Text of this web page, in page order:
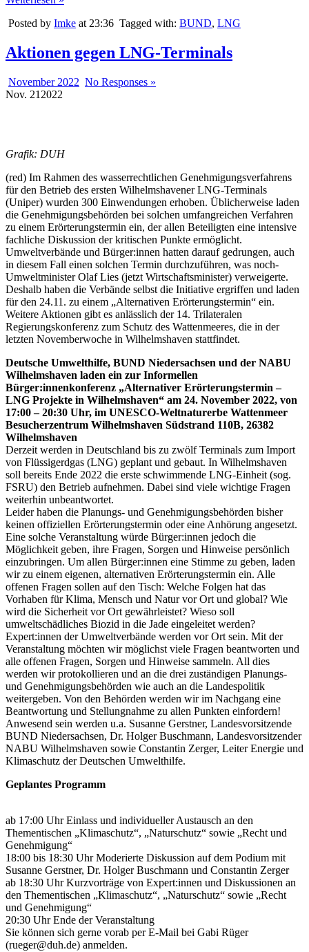
Posted by Imke at 23:36 Tagged with: BUND, LNG
Aktionen gegen LNG-Terminals
November 2022 No Responses »
Nov. 21 2022
Grafik: DUH
(red) Im Rahmen des wasserrechtlichen Genehmigungsverfahrens
für den Betrieb des ersten Wilhelmshavener LNG-Terminals
(Uniper) wurden 300 Einwendungen erhoben. Üblicherweise laden
die Genehmigungsbehörden bei solchen umfangreichen Verfahren
zu einem Erörterungstermin ein, der allen Beteiligten eine intensive
fachliche Diskussion der kritischen Punkte ermöglicht.
Umweltverbände und Bürger:innen hatten darauf gedrungen, auch
in diesem Fall einen solchen Termin durchzuführen, was noch-
Umweltminister Olaf Lies (jetzt Wirtschaftsminister) verweigerte.
Deshalb haben die Verbände selbst die Initiative ergriffen und laden
für den 24.11. zu einem „Alternativen Erörterungstermin“ ein.
Weitere Aktionen gibt es anlässlich der 14. Trilateralen
Regierungskonferenz zum Schutz des Wattenmeeres, die in der
letzten Novemberwoche in Wilhelmshaven stattfindet.
Deutsche Umwelthilfe, BUND Niedersachsen und der NABU
Wilhelmshaven laden ein zur Informellen
Bürger:innenkonferenz „Alternativer Erörterungstermin –
LNG Projekte in Wilhelmshaven“ am 24. November 2022, von
17:00 – 20:30 Uhr, im UNESCO-Weltnaturerbe Wattenmeer
Besucherzentrum Wilhelmshaven Südstrand 110B, 26382
Wilhelmshaven
Derzeit werden in Deutschland bis zu zwölf Terminals zum Import
von Flüssigerdgas (LNG) geplant und gebaut. In Wilhelmshaven
soll bereits Ende 2022 die erste schwimmende LNG-Einheit (sog.
FSRU) den Betrieb aufnehmen. Dabei sind viele wichtige Fragen
weiterhin unbeantwortet.
Leider haben die Planungs- und Genehmigungsbehörden bisher
keinen offiziellen Erörterungstermin oder eine Anhörung angesetzt.
Eine solche Veranstaltung würde Bürger:innen jedoch die
Möglichkeit geben, ihre Fragen, Sorgen und Hinweise persönlich
einzubringen. Um allen Bürger:innen eine Stimme zu geben, laden
wir zu einem eigenen, alternativen Erörterungstermin ein. Alle
offenen Fragen sollen auf den Tisch: Welche Folgen hat das
Vorhaben für Klima, Mensch und Natur vor Ort und global? Wie
wird die Sicherheit vor Ort gewährleistet? Wieso soll
umweltschädliches Biozid in die Jade eingeleitet werden?
Expert:innen der Umweltverbände werden vor Ort sein. Mit der
Veranstaltung möchten wir möglichst viele Fragen beantworten und
alle offenen Fragen, Sorgen und Hinweise sammeln. All dies
werden wir protokollieren und an die drei zuständigen Planungs-
und Genehmigungsbehörden wie auch an die Landespolitik
weitergeben. Von den Behörden werden wir im Nachgang eine
Beantwortung und Stellungnahme zu allen Punkten einfordern!
Anwesend sein werden u.a. Susanne Gerstner, Landesvorsitzende
BUND Niedersachsen, Dr. Holger Buschmann, Landesvorsitzender
NABU Wilhelmshaven sowie Constantin Zerger, Leiter Energie und
Klimaschutz der Deutschen Umwelthilfe.
Geplantes Programm
ab 17:00 Uhr Einlass und individueller Austausch an den
Thementischen „Klimaschutz“, „Naturschutz“ sowie „Recht und
Genehmigung“
18:00 bis 18:30 Uhr Moderierte Diskussion auf dem Podium mit
Susanne Gerstner, Dr. Holger Buschmann und Constantin Zerger
ab 18:30 Uhr Kurzvorträge von Expert:innen und Diskussionen an
den Thementischen „Klimaschutz“, „Naturschutz“ sowie „Recht
und Genehmigung“
20:30 Uhr Ende der Veranstaltung
Sie können sich gerne vorab per E-Mail bei Gabi Rüger
(rueger@duh.de) anmelden.